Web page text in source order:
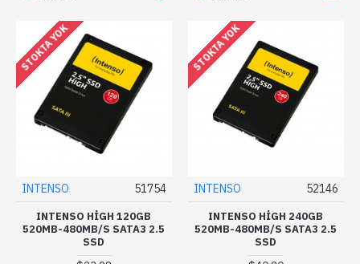
STOKTA YOK
INTENSO 51754
INTENSO HIGH 120GB
520MB-480MB/S SATA3 2.5
SSD
STOKTA YOK
INTENSO 52146
INTENSO HIGH 240GB
520MB-480MB/S SATA3 2.5
SSD